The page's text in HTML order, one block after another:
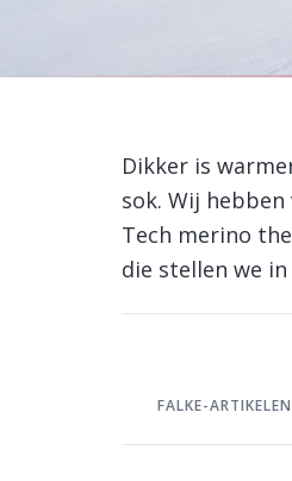
Falke
Dikker is
sok. Wij
Tech merino
die stellen we
FALKE-